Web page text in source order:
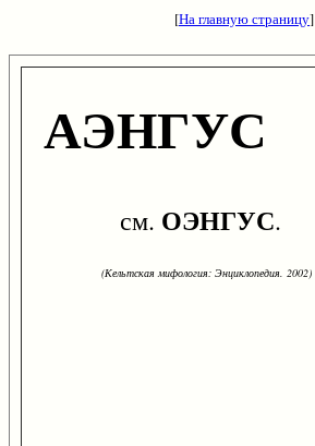
[На главную страницу]
АЭНГУС
см. ОЭНГУС.
(Кельтская мифология: Энциклопедия. 2002)